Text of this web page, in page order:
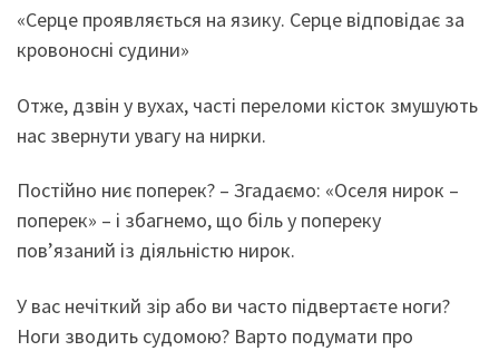
«Серце проявляється на язику. Серце відповідає за
кровоносні судини»
Отже, дзвін у вухах, часті переломи кісток змушують
нас звернути увагу на нирки.
Постійно ниє поперек? – Згадаємо: «Оселя нирок –
поперек» – і збагнемо, що біль у попереку
пов’язаний із діяльністю нирок.
У вас нечіткий зір або ви часто підвертаєте ноги?
Ноги зводить судомою? Варто подумати про